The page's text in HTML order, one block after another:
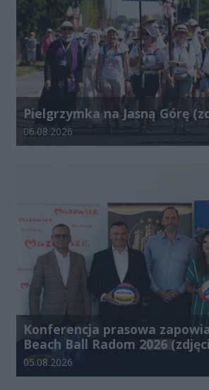
Pielgrzymka na Jasną Górę
Data dodania galerii:
06.08.2026
Konferencja prasowa
Beach Ball Radom 2026
Data dodania galerii:
05.08.2026